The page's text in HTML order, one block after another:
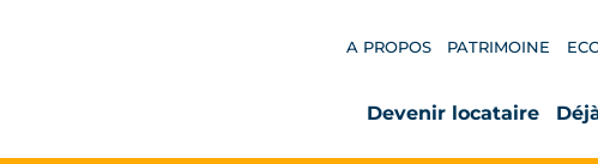
A PROPOS PATRIMOINE
Devenir locataire